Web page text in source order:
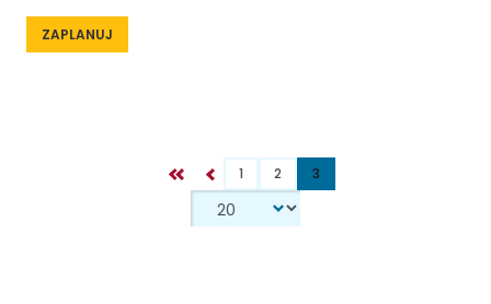
ZAPLANUJ
1 2 3